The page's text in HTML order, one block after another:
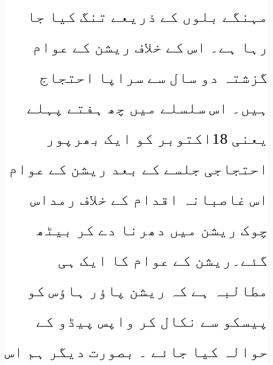
مہنگے بلوں کے ذریعے تنگ کیا جا
رہا ہے۔ اس کے خلاف ریشن کے عوام
گزشتہ دو سال سے سراپا احتجاج
ہیں۔ اس سلسلے میں چھ ہفتے پہلے
یعنی 18اکتوبر کو ایک بھرپور
احتجاجی جلسے کے بعد ریشن کے عوام
اس غاصبانہ اقدام کے خلاف رمداس
چوک ریشن میں دھرنا دے کر بیٹھ
گئے۔ریشن کے عوام کا ایک ہی
مطالبہ ہے کہ ریشن پاؤر ہاؤس کو
پیسکو سے نکال کر واپس پیڈو کے
حوالہ کیا جائے ۔ بصورت دیگر ہم اس